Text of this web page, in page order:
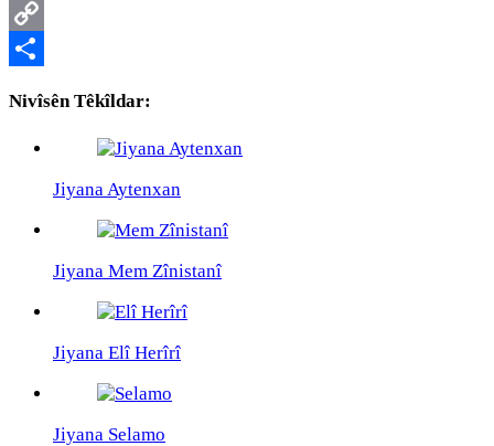
Telegram
Copy
Nivîsên Têkîldar:
Jiyana Aytenxan
Jiyana Mem Zînistanî
Jiyana Elî Herîrî
Jiyana Selamo